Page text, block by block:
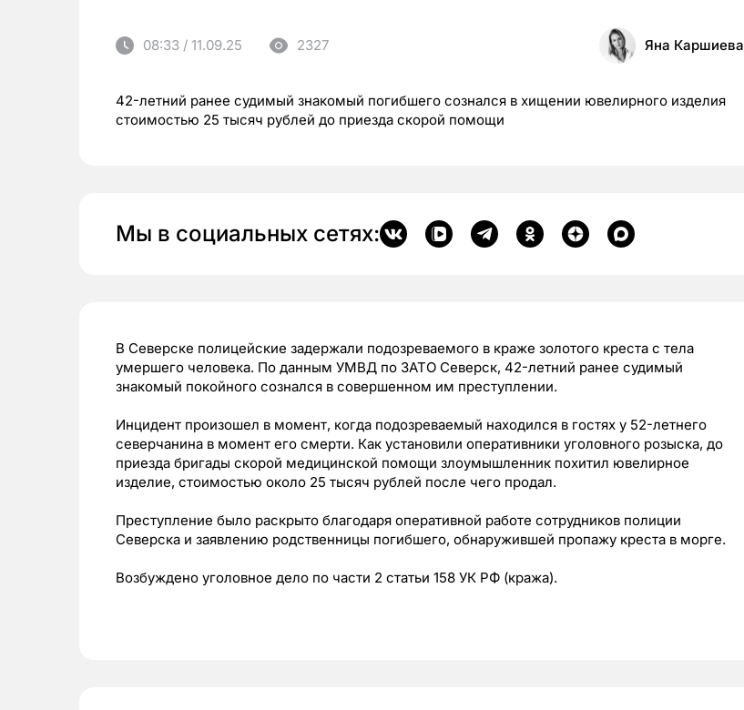
08:33 / 11.09.25 2327 Яна Каршиева
42-летний ранее судимый знакомый погибшего сознался в хищении ювелирного изделия
стоимостью 25 тысяч рублей до приезда скорой помощи
Мы в социальных сетях:
В Северске полицейские задержали подозреваемого в краже золотого креста с тела
умершего человека. По данным УМВД по ЗАТО Северск, 42-летний ранее судимый
знакомый покойного сознался в совершенном им преступлении.
Инцидент произошел в момент, когда подозреваемый находился в гостях у 52-летнего
северчанина в момент его смерти. Как установили оперативники уголовного розыска, до
приезда бригады скорой медицинской помощи злоумышленник похитил ювелирное
изделие, стоимостью около 25 тысяч рублей после чего продал.
Преступление было раскрыто благодаря оперативной работе сотрудников полиции
Северска и заявлению родственницы погибшего, обнаружившей пропажу креста в морге.
Возбуждено уголовное дело по части 2 статьи 158 УК РФ (кража).